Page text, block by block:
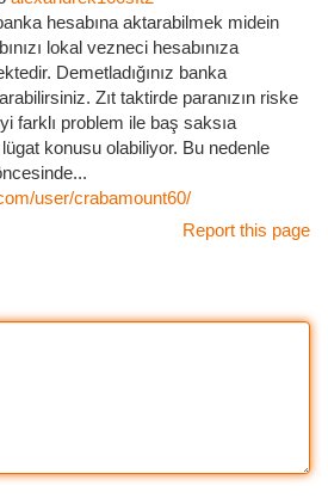
hesabına aktarabilmek midein
lokal vezneci hesabınıza
Demetladığınız banka
Zıt taktirde paranızın riske
farklı problem ile baş saksıa
konusu olabiliyor. Bu nedenle
user/crabamount60/
Report this page